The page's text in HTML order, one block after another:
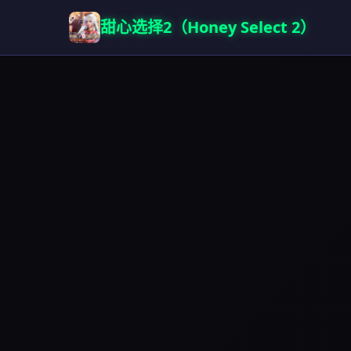
甜心选择2（Honey Select 2）